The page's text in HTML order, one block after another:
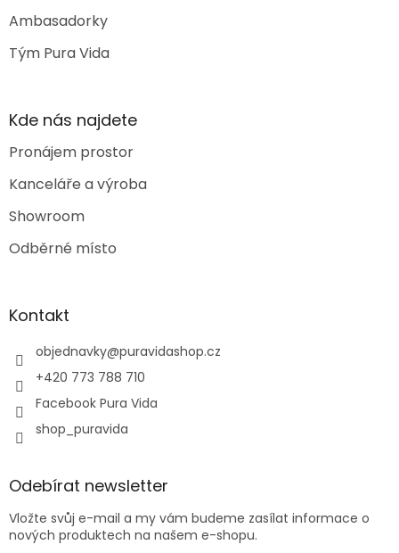
Ambasadorky
Tým Pura Vida
Kde nás najdete
Pronájem prostor
Kanceláře a výroba
Showroom
Odběrné místo
Kontakt
objednavky@puravidashop.cz
+420 773 788 710
Facebook Pura Vida
shop_puravida
Odebírat newsletter
Vložte svůj e-mail a my vám budeme zasílat informace o
nových produktech na našem e-shopu.